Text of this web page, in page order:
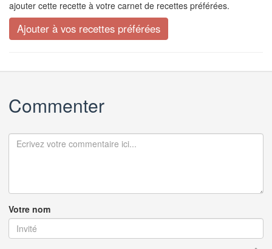
ajouter cette recette à votre carnet de recettes préférées.
Commenter
Votre nom